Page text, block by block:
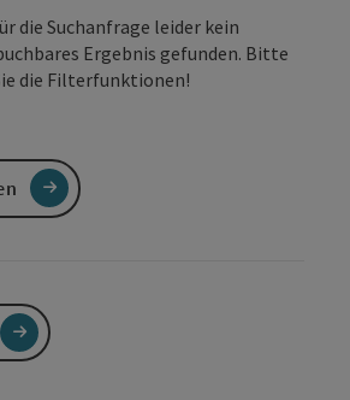
die Suchanfrage leider kein
Ergebnis gefunden. Bitte
die Filterfunktionen!